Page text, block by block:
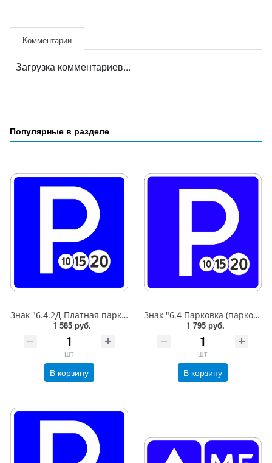
Комментарии
Загрузка комментариев...
Популярные в разделе
Знак "6.4.2Д Платная парковка для автотранспорта»,B=600,Тип А Коммерческая (3 года),металл 0.8 мм
1 585 руб.
шт
В корзину
Знак "6.4 Парковка (парковочное место)",B=600,Тип А (1б) Микропризм. (7-9 лет)металл 0.8 мм
1 795 руб.
шт
В корзину